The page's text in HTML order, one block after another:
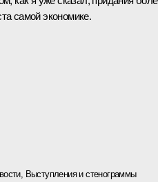
самой экономике.
, Выступления и стенограммы